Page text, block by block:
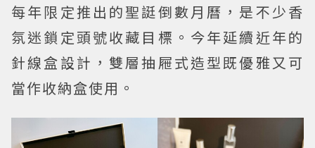
每年限定推出的聖誔倒數月曆，是不少香
氛迷鎖定頭號收藏目標。今年延續近年的
針線盒設計，雙層抽屜式造型既優雅又可
當作收納盒使用。